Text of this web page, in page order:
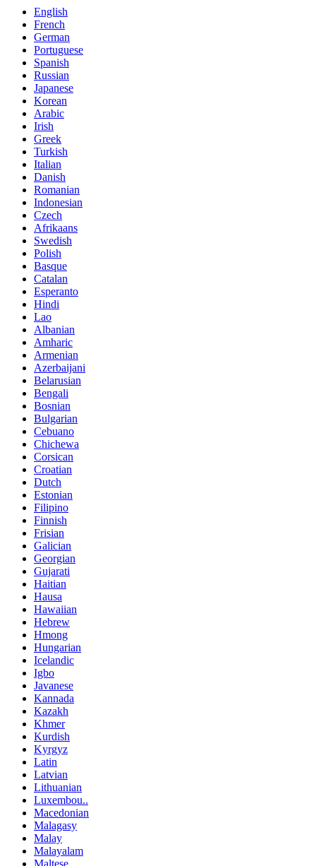
English
French
German
Portuguese
Spanish
Russian
Japanese
Korean
Arabic
Irish
Greek
Turkish
Italian
Danish
Romanian
Indonesian
Czech
Afrikaans
Swedish
Polish
Basque
Catalan
Esperanto
Hindi
Lao
Albanian
Amharic
Armenian
Azerbaijani
Belarusian
Bengali
Bosnian
Bulgarian
Cebuano
Chichewa
Corsican
Croatian
Dutch
Estonian
Filipino
Finnish
Frisian
Galician
Georgian
Gujarati
Haitian
Hausa
Hawaiian
Hebrew
Hmong
Hungarian
Icelandic
Igbo
Javanese
Kannada
Kazakh
Khmer
Kurdish
Kyrgyz
Latin
Latvian
Lithuanian
Luxembou..
Macedonian
Malagasy
Malay
Malayalam
Maltese